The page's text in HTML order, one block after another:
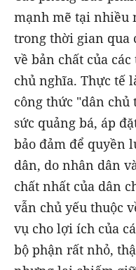
mạnh mẽ tại nhiều
trong thời gian qua
về bản chất của
chủ nghĩa. Thực tế
công thức "dân chủ
sức quảng bá, áp
bảo đảm để quyền
dân, do nhân dân
chất nhất của dân
vẫn chủ yếu thuộc
vụ cho lợi ích của
bộ phận rất nhỏ,